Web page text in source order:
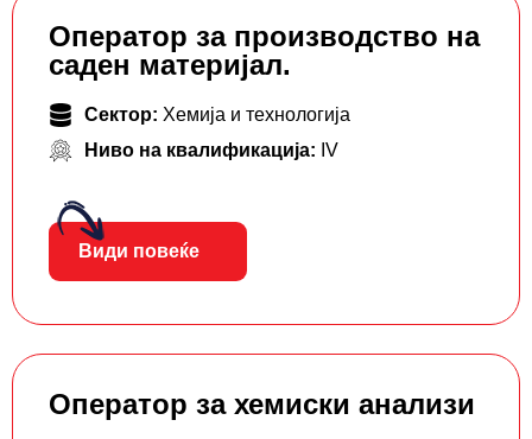
Оператор за производство на
саден материјал.
Сектор: Хемија и технологија
Ниво на квалификација: IV
Види повеќе
Оператор за хемиски анализи